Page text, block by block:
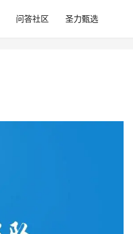
问答社区 圣力甄选